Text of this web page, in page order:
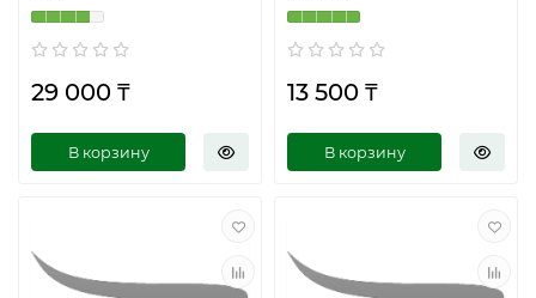
29 000 ₸
В корзину
13 500 ₸
В корзину